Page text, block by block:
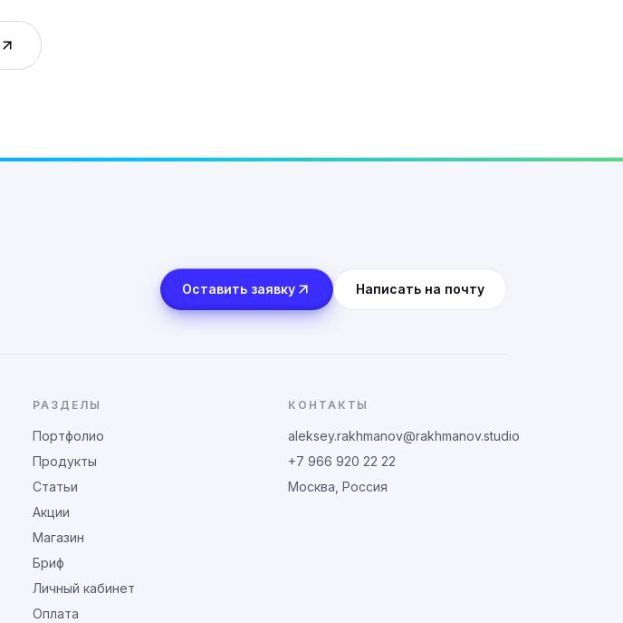
Оставить заявку Написать на почту
РАЗДЕЛЫ
Портфолио
Продукты
Статьи
Акции
Магазин
Бриф
Личный кабинет
Оплата
КОНТАКТЫ
aleksey.rakhmanov@rakhmanov.studio
+7 966 920 22 22
Москва, Россия